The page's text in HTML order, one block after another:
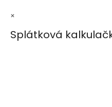
×
Splátková